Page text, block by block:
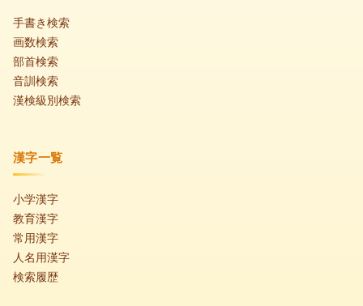
手書き検索
画数検索
部首検索
音訓検索
漢検級別検索
漢字一覧
小学漢字
教育漢字
常用漢字
人名用漢字
検索履歴